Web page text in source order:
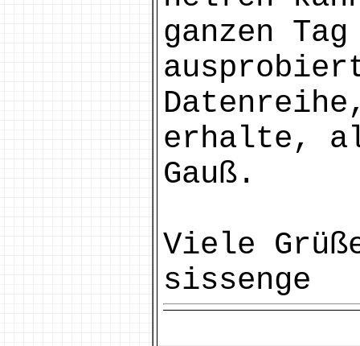
ganzen
erhalte,
Gauß.
Viele
sissenge